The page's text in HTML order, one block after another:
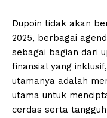
Dupoin tidak akan
2025, berbagai
sebagai bagian dari
finansial yang
utamanya adalah
utama untuk
cerdas serta